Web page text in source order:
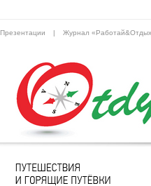
Презентации | Журнал